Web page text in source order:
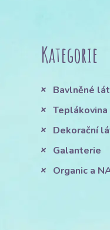
Kategorie
Bavlněné
Teplákovina
Dekorační
Galanterie
Organic a